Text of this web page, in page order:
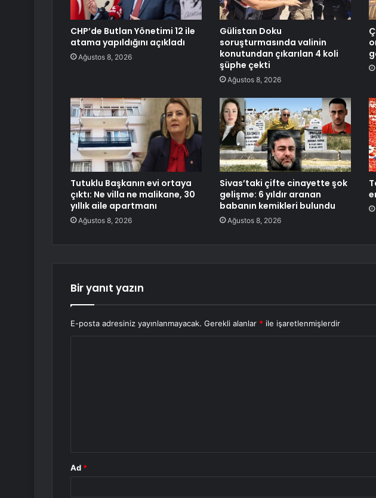
CHP’de Butlan Yönetimi 12 ile
atama yapıldığını açıkladı
Ağustos 8, 2026
Gülistan Doku
soruşturmasında valinin
konutundan çıkarılan 4 koli
şüphe çekti
Ağustos 8, 2026
Tutuklu Başkanın evi ortaya
çıktı: Ne villa ne malikane, 30
yıllık aile apartmanı
Ağustos 8, 2026
Sivas’taki çifte cinayette şok
gelişme: 6 yıldır aranan
babanın kemikleri bulundu
Ağustos 8, 2026
Bir yanıt yazın
E-posta adresiniz yayınlanmayacak. Gerekli alanlar * ile işaretlenmişlerdir
Ad *